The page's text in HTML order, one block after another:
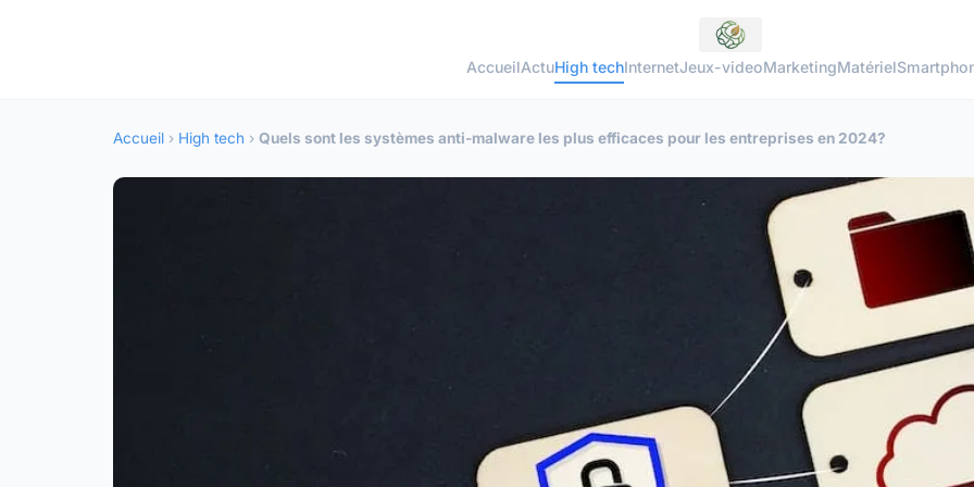
AccueilActuHigh techInternetJeux-videoMarketingMatériel
Accueil › High tech › Quels sont les systèmes anti-malware les plus efficaces pour les entreprises en 2024?